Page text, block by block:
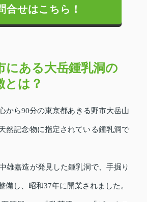
合せはこちら！
にある大岳鍾乳洞の
とは？
から90分の東京都あきる野市大岳山
然記念物に指定されている鍾乳洞で
雄嘉造が発見した鍾乳洞で、手掘り
備し、昭和37年に開業されました。